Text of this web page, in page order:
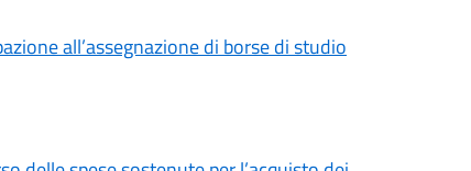
all’assegnazione di borse di studio